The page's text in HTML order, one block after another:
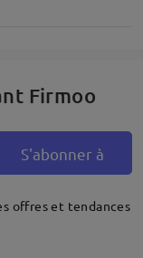
Firmoo
S'abonner à
offres et tendances